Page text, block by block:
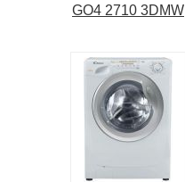
GO4 2710 3DMW